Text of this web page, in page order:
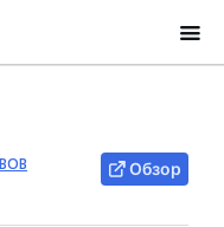
Обзор